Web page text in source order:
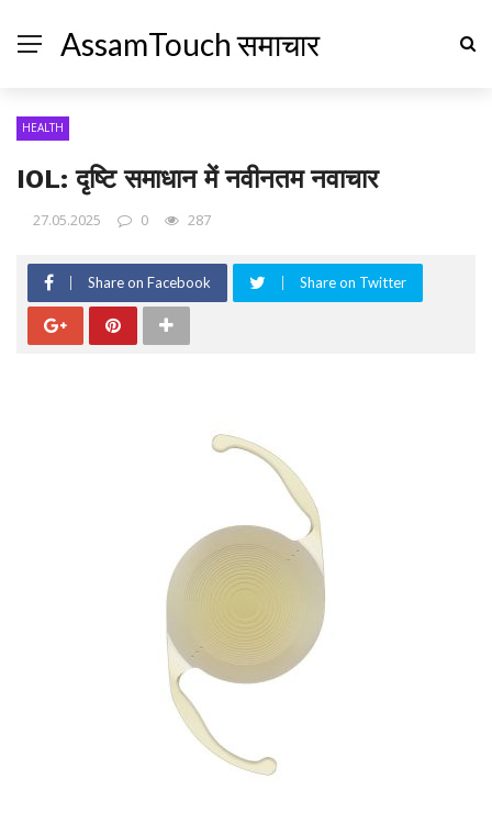
AssamTouch समाचार
HEALTH
IOL: दृष्टि समाधान में नवीनतम नवाचार
27.05.2025 0 287
Share on Facebook Share on Twitter